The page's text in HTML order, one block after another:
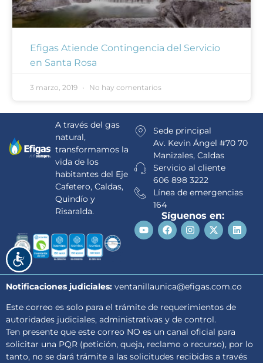
Accesibilidad
Efigas Atiende Contingencia del Servicio
en Santa Rosa
3 marzo, 2019 No hay comentarios
A través del gas
natural,
transformamos la
vida de los
habitantes del Eje
Cafetero, Caldas,
Quindío y
Risaralda.
Sede principal
Av. Kevin Ángel #70 70
Manizales, Caldas
Servicio al cliente
606 898 3222
Línea de emergencias
164
Síguenos en:
Notificaciones judiciales: ventanillaunica@efigas.com.co
Este correo es solo para el trámite de requerimientos de
autoridades judiciales, administrativas y de control.
Ten presente que este correo NO es un canal oficial para
solicitar una PQR (petición, queja, reclamo o recurso), por lo
tanto, no se dará trámite a las solicitudes recibidas a través